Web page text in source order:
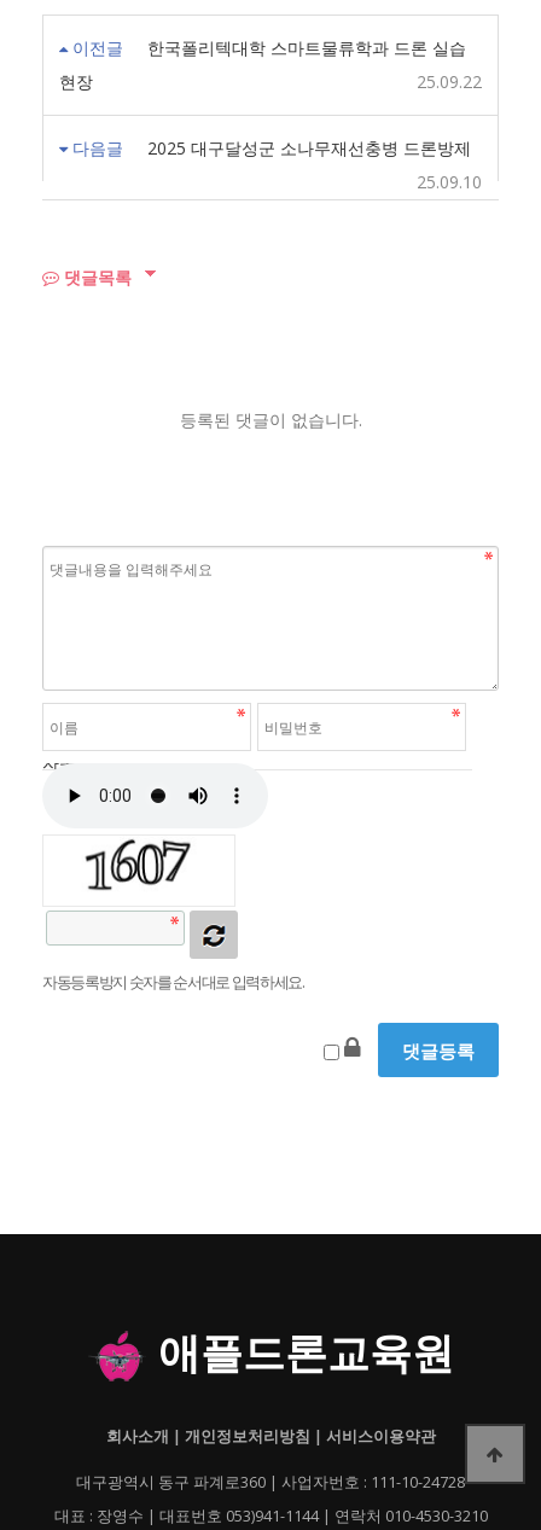
이전글
한국폴리텍대학 스마트물류학과 드론 실습
현장
25.09.22
다음글
2025 대구달성군 소나무재선충병 드론방제
25.09.10
댓글목록
등록된 댓글이 없습니다.
자동등록방지
자동등록방지 숫자를 순서대로 입력하세요.
애플드론교육원
회사소개 | 개인정보처리방침 | 서비스이용약관
대구광역시 동구 파계로360 | 사업자번호 : 111-10-24728
대표 : 장영수 | 대표번호 053)941-1144 | 연락처 010-4530-3210